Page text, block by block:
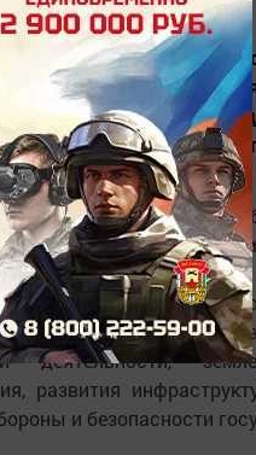
инспекторы
охране земель
Татарстан
геодезических
позволяет
единство
и
геодезической
деятельности,
развития
и безопасности